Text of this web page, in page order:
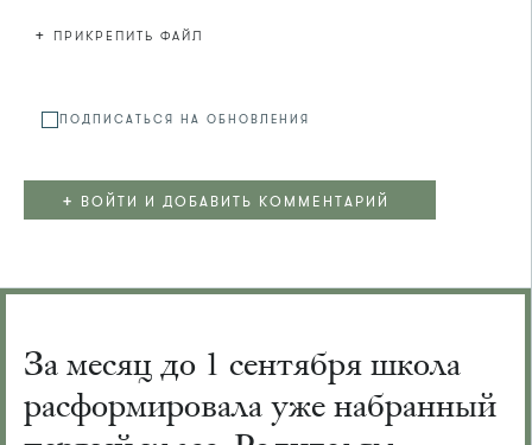
+ ПРИКРЕПИТЬ ФАЙЛ
ПОДПИСАТЬСЯ НА ОБНОВЛЕНИЯ
+ ВОЙТИ И ДОБАВИТЬ КОММЕНТАРИЙ
За месяц до 1 сентября школа
расформировала уже набранный